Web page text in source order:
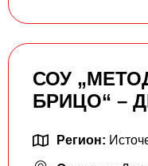
СОУ
БРИЦО“ –
Регион: